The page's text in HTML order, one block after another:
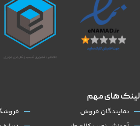
لینک های مهم
نمایندگان فروش